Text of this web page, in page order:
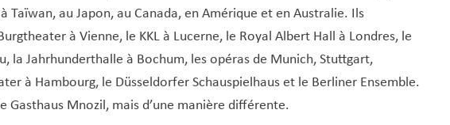
Taïwan, au Japon, au Canada, en Amérique et en Australie. Ils
à Vienne, le KKL à Lucerne, le Royal Albert Hall à Londres, le
la Jahrhunderthalle à Bochum, les opéras de Munich, Stuttgart,
à Hambourg, le Düsseldorfer Schauspielhaus et le Berliner Ensemble.
Gasthaus Mnozil, mais d’une manière différente.